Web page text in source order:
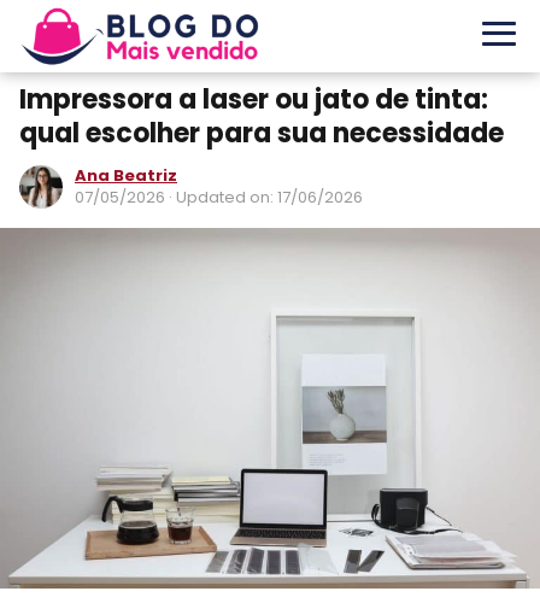
Impressora a laser ou jato de tinta:
qual escolher para sua necessidade
Ana Beatriz
07/05/2026 · Updated on: 17/06/2026